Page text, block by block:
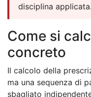
disciplina applicata.
Come si
concreto
Il calcolo della
ma una sequenza di
sbagliato